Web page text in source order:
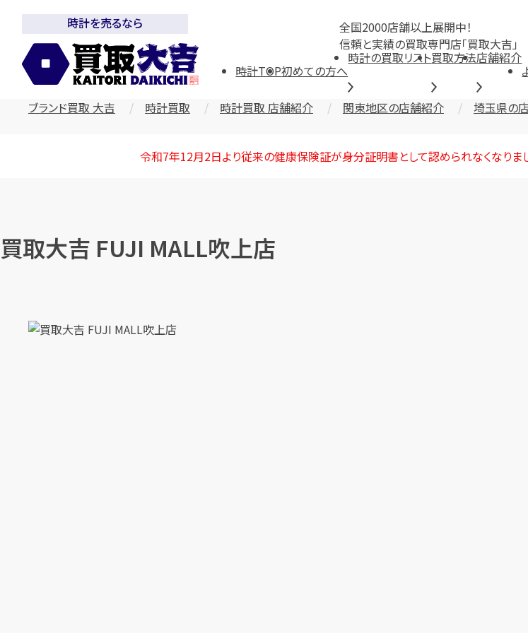
全国2000店舗以上展開中！
信頼と実績の買取専門店「買取大吉」
時計を売るなら
時計TOP初めての方へ
時計の買取リスト買取方法店舗紹介
ブランド買取 大吉 時計買取 時計買取 店舗紹介 関東地区の店舗紹介 埼玉県の
令和7年12月2日より従来の健康保険証が身分証明書として認められなくなりま
買取大吉 FUJI MALL吹上店